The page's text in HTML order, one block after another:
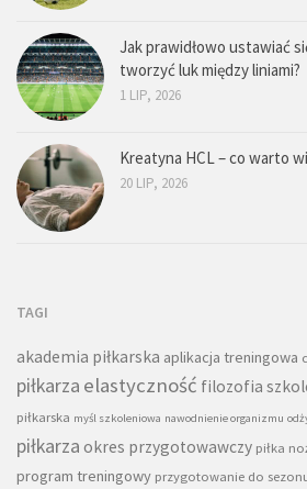
Jak prawidłowo ustawiać
tworzyć luk między liniami?
1 LIP, 2026
Kreatyna HCL – co warto
20 LIP, 2026
TAGI
akademia piłkarska aplikacja treningowa
piłkarza elastyczność filozofia
piłkarska myśl szkoleniowa nawodnienie organizmu
piłkarza okres przygotowawczy piłka
program treningowy przygotowanie do